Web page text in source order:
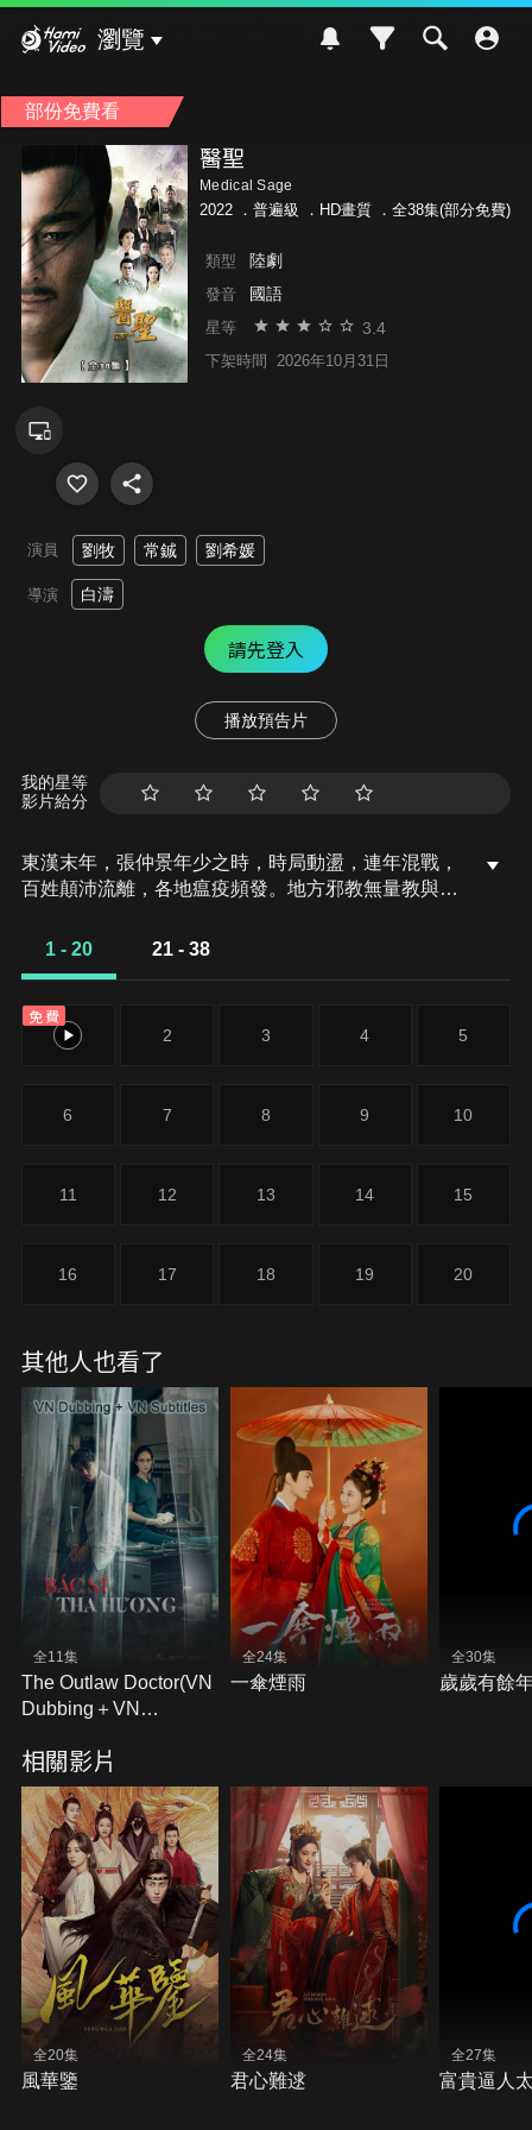
瀏覽
部份免費看
醫聖
Medical Sage
2022 ． 普遍級 ．HD畫質 ．全38集(部分免費)
類型 陸劇
發音 國語
星等 3.4
下架時間 2026年10月31日
演員 劉牧 常鋮 劉希媛
導演 白濤
請先登入
播放預告片
我的星等
影片給分
東漢末年，張仲景年少之時，時局動盪，連年混戰，
百姓顛沛流離，各地瘟疫頻發。地方邪教無量教與朝
漢時為南陽郡承，無量教頭目高量為蠱惑百姓，帶領
量教。南陽太守劉忠以燒毀救民靈藥神符散的罪名誣
陷張宗漢，令張宗漢一族滿門抄斬。
1 - 20 21 - 38
免費
1 2 3 4 5
6 7 8 9 10
11 12 13 14 15
16 17 18 19 20
其他人也看了
全11集
The Outlaw Doctor(VN
Dubbing＋VN
全24集
一傘煙雨
全30集
歲歲有餘
相關影片
全20集
風華鑒
全24集
君心難逑
全27集
富貴逼人